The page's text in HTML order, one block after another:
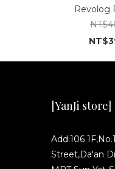
Revolog
[YanJi store]
Add:106
Street,Da'an